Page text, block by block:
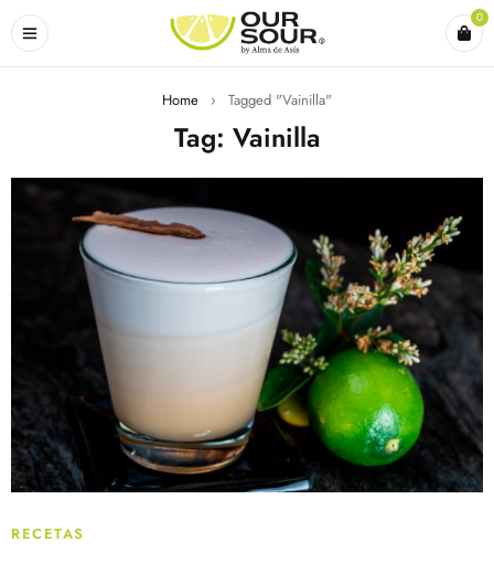
0
Home › Tagged "Vainilla"
Tag: Vainilla
RECETAS